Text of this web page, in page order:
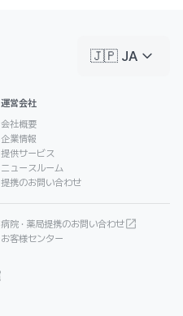
🇯🇵 JA keyboard_arrow_down
運営会社
会社概要
企業情報
提供サービス
ニュースルーム
提携のお問い合わせ
病院 · 薬局提携のお問い合わせ
お客様センター